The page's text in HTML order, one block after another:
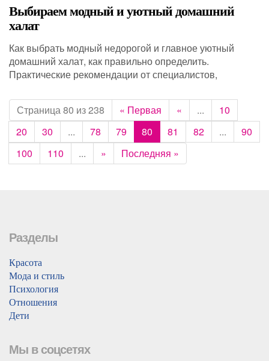
Выбираем модный и уютный домашний
халат
Как выбрать модный недорогой и главное уютный
домашний халат, как правильно определить.
Практические рекомендации от специалистов,
Страница 80 из 238 « Первая « ...
10
20
30 ... 78 79 80 81 82 ...
90
100
110 ... » Последняя »
Разделы
Красота
Мода и стиль
Психология
Отношения
Дети
Мы в соцсетях